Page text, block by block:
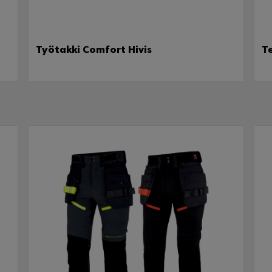
Työtakki Comfort Hivis